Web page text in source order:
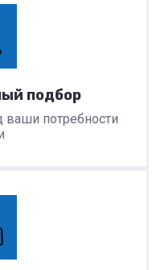
подбор
потребности